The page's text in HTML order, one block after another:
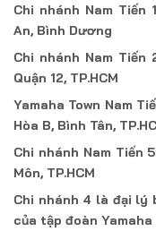
Chi nhánh Nam Tiến
An, Bình Dương
Chi nhánh Nam Tiến
Quận 12, TP.HCM
Yamaha Town Nam
Hòa B, Bình Tân,
Chi nhánh Nam Tiến
Môn, TP.HCM
Chi nhánh 4 là đại lý
của tập đoàn